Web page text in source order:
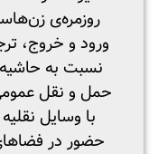
روزمره‌ی
ورود و خروج،
نسبت به
حمل و نقل
با وسایل
حضور در